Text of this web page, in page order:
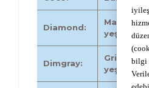
Diamond:
Mavi hafif
yeşil.
Dimgray:
Gri koyu
yeşilimsi.